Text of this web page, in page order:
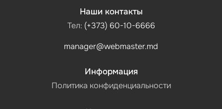
Наши контакты
Тел: (+373) 60-10-6666
manager@webmaster.md
Информация
Политика конфиденциальности